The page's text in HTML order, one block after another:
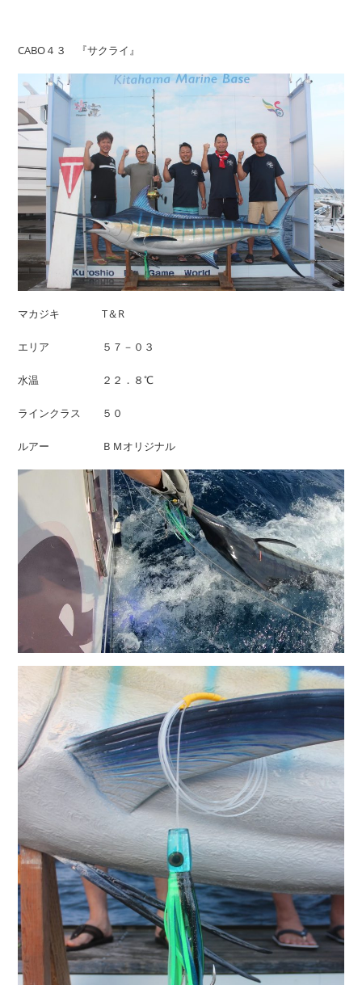
CABO４３ 『サクライ』
マカジキ T＆R
エリア ５７－０３
水温 ２２．８℃
ラインクラス ５０
ルアー ＢＭオリジナル